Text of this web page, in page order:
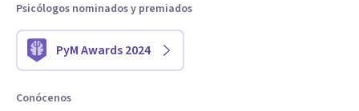
Psicólogos nominados y premiados
PyM Awards 2024
Conócenos